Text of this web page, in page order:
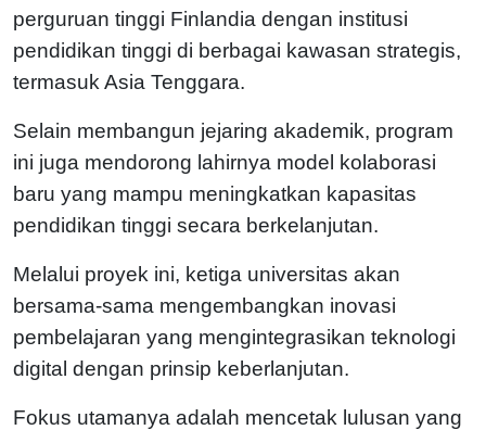
perguruan tinggi Finlandia dengan institusi
pendidikan tinggi di berbagai kawasan strategis,
termasuk Asia Tenggara.
Selain membangun jejaring akademik, program
ini juga mendorong lahirnya model kolaborasi
baru yang mampu meningkatkan kapasitas
pendidikan tinggi secara berkelanjutan.
Melalui proyek ini, ketiga universitas akan
bersama-sama mengembangkan inovasi
pembelajaran yang mengintegrasikan teknologi
digital dengan prinsip keberlanjutan.
Fokus utamanya adalah mencetak lulusan yang